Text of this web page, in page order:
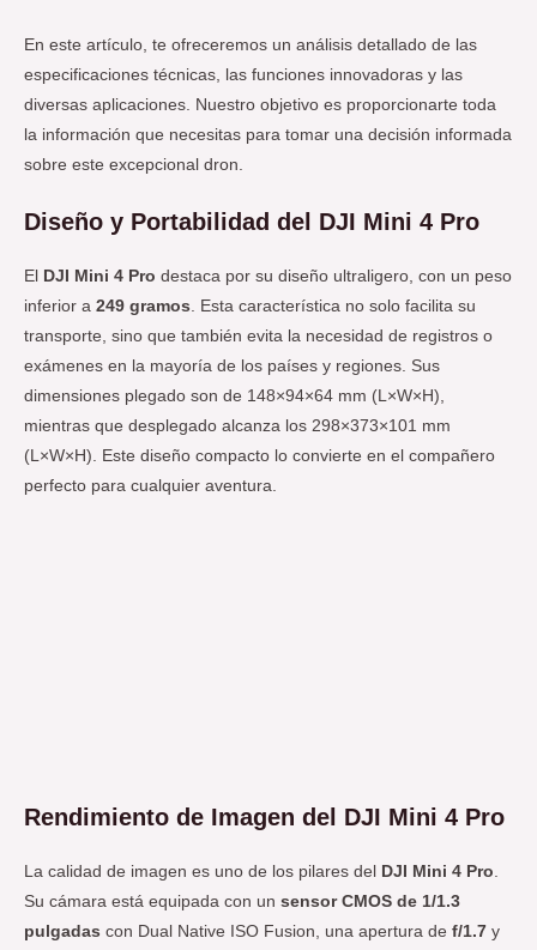
En este artículo, te ofreceremos un análisis detallado de las
especificaciones técnicas, las funciones innovadoras y las
diversas aplicaciones. Nuestro objetivo es proporcionarte toda
la información que necesitas para tomar una decisión informada
sobre este excepcional dron.
Diseño y Portabilidad del DJI Mini 4 Pro
El DJI Mini 4 Pro destaca por su diseño ultraligero, con un peso
inferior a 249 gramos. Esta característica no solo facilita su
transporte, sino que también evita la necesidad de registros o
exámenes en la mayoría de los países y regiones. Sus
dimensiones plegado son de 148×94×64 mm (L×W×H),
mientras que desplegado alcanza los 298×373×101 mm
(L×W×H). Este diseño compacto lo convierte en el compañero
perfecto para cualquier aventura.
Rendimiento de Imagen del DJI Mini 4 Pro
La calidad de imagen es uno de los pilares del DJI Mini 4 Pro
Su cámara está equipada con un sensor CMOS de 1/1.3
pulgadas con Dual Native ISO Fusion, una apertura de f/1.7 y